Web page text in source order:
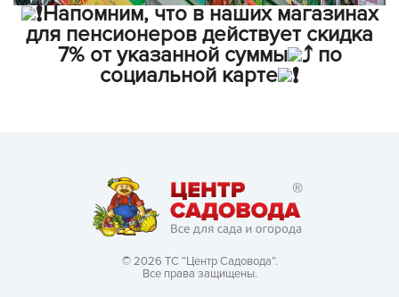
️Напомним, что в наших магазинах
для пенсионеров действует скидка
7% от указанной суммы по
социальной карте
© 2026 ТС “Центр Садовода”.
Все права защищены.